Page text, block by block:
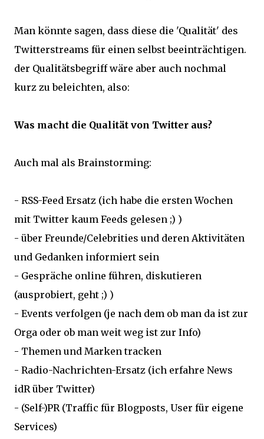
Man könnte sagen, dass diese die 'Qualität' des
Twitterstreams für einen selbst beeinträchtigen.
der Qualitätsbegriff wäre aber auch nochmal
kurz zu beleichten, also:
Was macht die Qualität von Twitter aus?
Auch mal als Brainstorming:
- RSS-Feed Ersatz (ich habe die ersten Wochen
mit Twitter kaum Feeds gelesen ;) )
- über Freunde/Celebrities und deren Aktivitäten
und Gedanken informiert sein
- Gespräche online führen, diskutieren
(ausprobiert, geht ;) )
- Events verfolgen (je nach dem ob man da ist zur
Orga oder ob man weit weg ist zur Info)
- Themen und Marken tracken
- Radio-Nachrichten-Ersatz (ich erfahre News
idR über Twitter)
- (Self-)PR (Traffic für Blogposts, User für eigene
Services)